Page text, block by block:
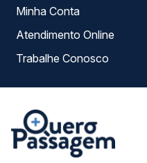
Minha Conta
Atendimento Online
Trabalhe Conosco